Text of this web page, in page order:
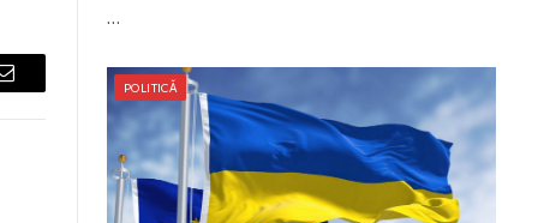
Email
…
POLITICĂ